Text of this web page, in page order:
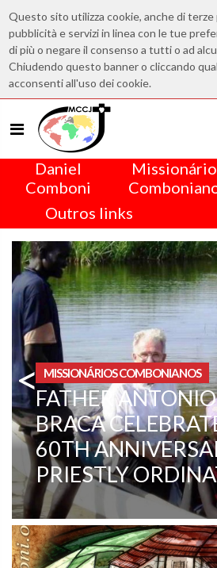
Questo sito utilizza cookie, anche di
pubblicità e servizi in linea con le tue
di più o negare il consenso a tutti o ad
Chiudendo questo banner o cliccando
acconsenti all'uso dei cookie.
Daniel
Comboni
Outros links
< ÁREA INSTITUCIONAL
CENTRAL
REPUBLIC. A
MENTALITY